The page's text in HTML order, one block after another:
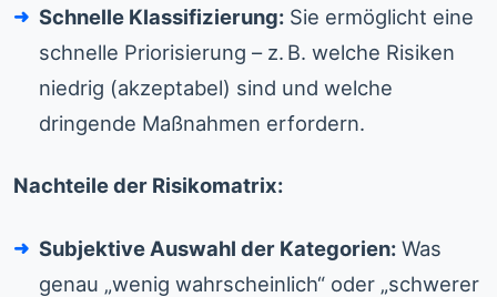
Schnelle Klassifizierung: Sie ermöglicht eine
schnelle Priorisierung – z. B. welche Risiken
niedrig (akzeptabel) sind und welche
dringende Maßnahmen erfordern.
Nachteile der Risikomatrix:
Subjektive Auswahl der Kategorien: Was
genau „wenig wahrscheinlich“ oder „schwerer